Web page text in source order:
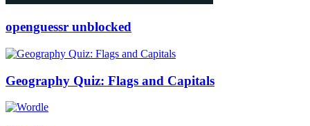
openguessr unblocked
Geography Quiz: Flags and Capitals